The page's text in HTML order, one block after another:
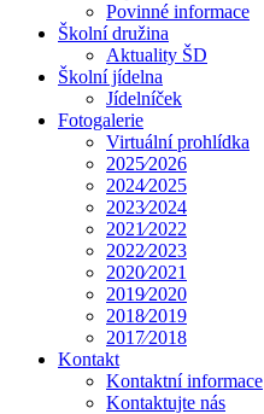
Povinné informace
Školní družina
Aktuality ŠD
Školní jídelna
Jídelníček
Fotogalerie
Virtuální prohlídka
2025⁄2026
2024⁄2025
2023⁄2024
2021⁄2022
2022⁄2023
2020⁄2021
2019⁄2020
2018⁄2019
2017⁄2018
Kontakt
Kontaktní informace
Kontaktujte nás